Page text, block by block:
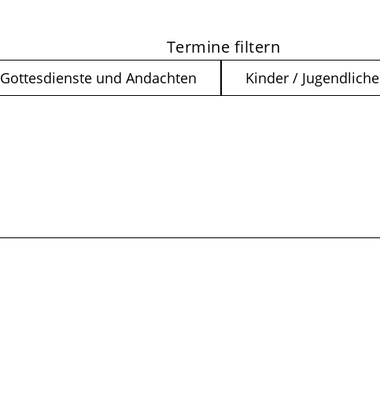
Termine filtern
Gottesdienste und Andachten Kinder / Jugendliche